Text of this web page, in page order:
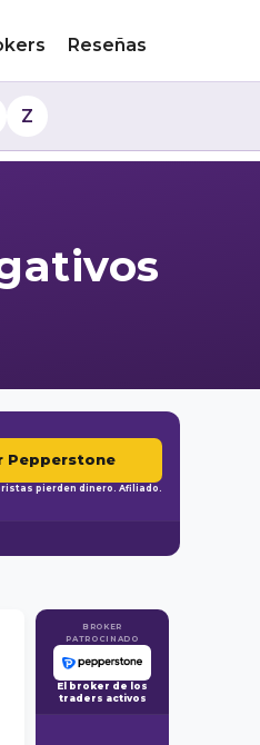
Reseñas
Z
Pepperstone
pierden dinero. Afiliado.
BROKER
PATROCINADO
El broker de los
traders activos